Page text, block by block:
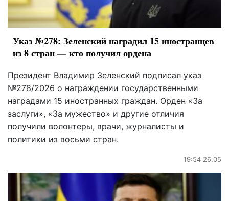
Указ №278: Зеленский наградил 15 иностранцев
из 8 стран — кто получил ордена
Президент Владимир Зеленский подписал указ
№278/2026 о награждении государственными
наградами 15 иностранных граждан. Орден «За
заслуги», «За мужество» и другие отличия
получили волонтеры, врачи, журналисты и
политики из восьми стран.
19:54 26.05